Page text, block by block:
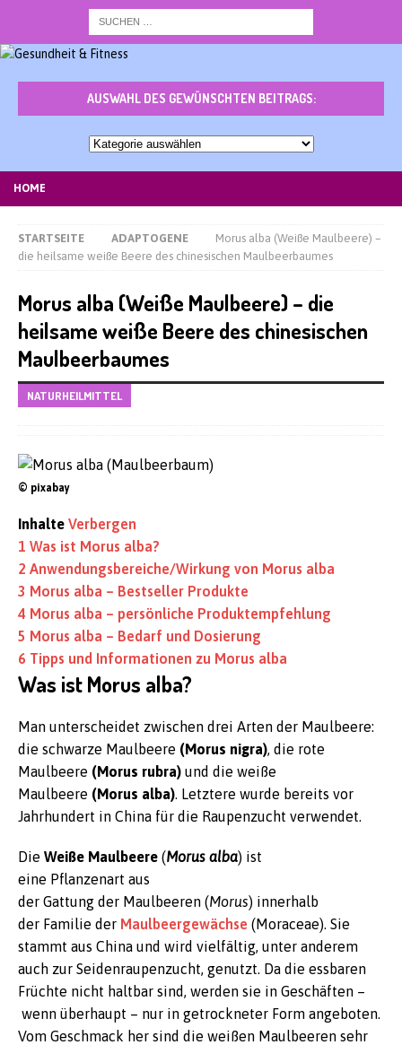
AUSWAHL DES GEWÜNSCHTEN BEITRAGS:
Auswahl
HOME
STARTSEITE ADAPTOGENE
Morus alba (Weiße Maulbeere) –
die heilsame weiße Beere des chinesischen Maulbeerbaumes
Morus alba (Weiße Maulbeere) – die
heilsame weiße Beere des chinesischen
Maulbeerbaumes
NATURHEILMITTEL
© pixabay
Inhalte Verbergen
1 Was ist Morus alba?
2 Anwendungsbereiche/Wirkung von Morus alba
3 Morus alba – Bestseller Produkte
4 Morus alba – persönliche Produktempfehlung
5 Morus alba – Bedarf und Dosierung
6 Tipps und Informationen zu Morus alba
Was ist Morus alba?
Man unterscheidet zwischen drei Arten der Maulbeere:
die schwarze Maulbeere (Morus nigra), die rote
Maulbeere (Morus rubra) und die weiße
Maulbeere (Morus alba). Letztere wurde bereits vor
Jahrhundert in China für die Raupenzucht verwendet.
Die Weiße Maulbeere (Morus alba) ist
eine Pflanzenart aus
der Gattung der Maulbeeren (Morus) innerhalb
der Familie der Maulbeergewächse (Moraceae). Sie
stammt aus China und wird vielfältig, unter anderem
auch zur Seidenraupenzucht, genutzt. Da die essbaren
Früchte nicht haltbar sind, werden sie in Geschäften –
wenn überhaupt – nur in getrockneter Form angeboten.
Vom Geschmack her sind die weißen Maulbeeren sehr